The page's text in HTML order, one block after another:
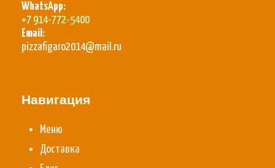
WhatsApp:
+7 914-772-5400
Email:
pizzafigaro2014@mail.ru
Навигация
Меню
Доставка